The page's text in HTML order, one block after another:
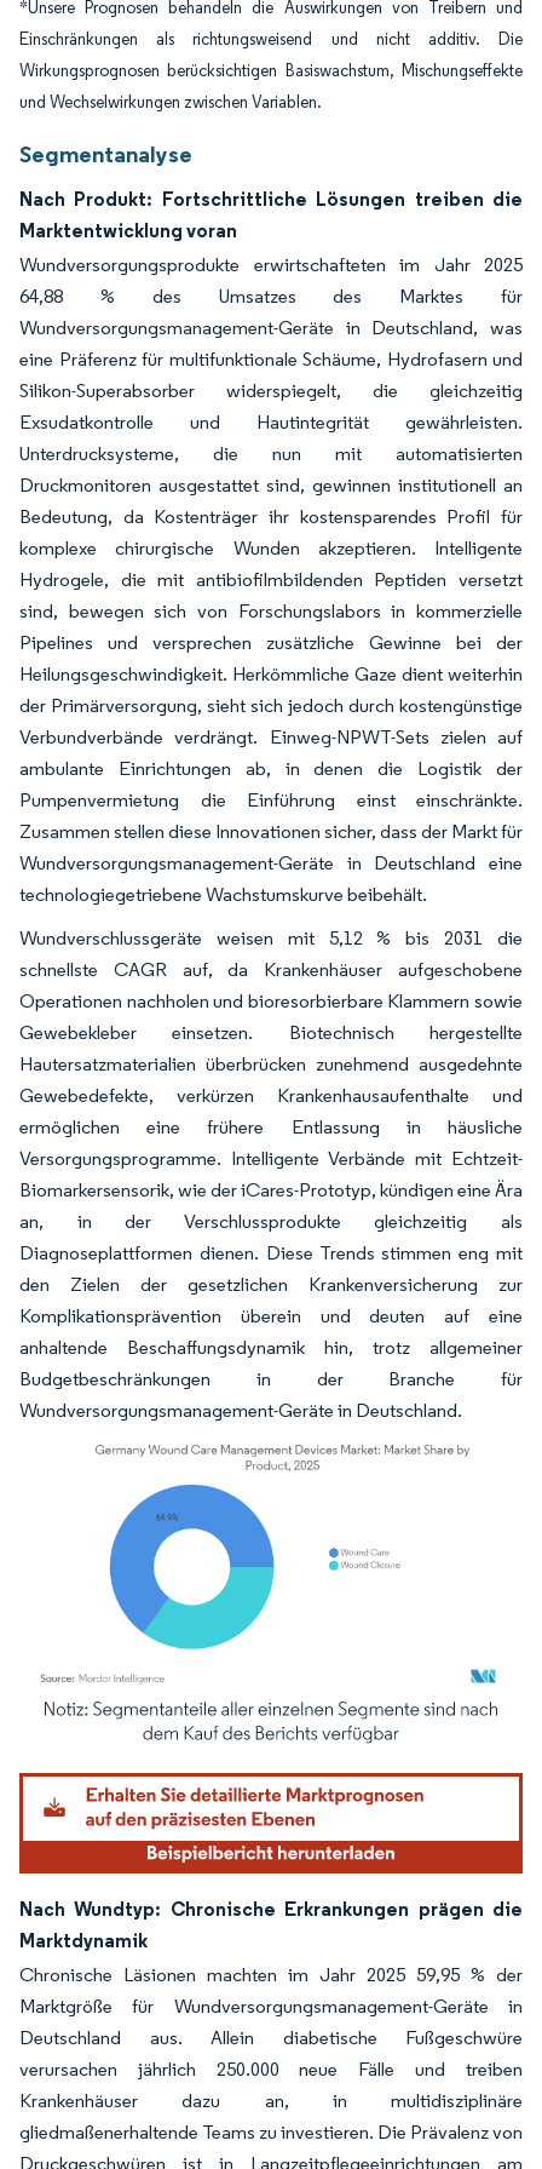
*Unsere Prognosen behandeln die Auswirkungen von Treibern und
Einschränkungen als richtungsweisend und nicht additiv. Die
Wirkungsprognosen berücksichtigen Basiswachstum, Mischungseffekte
und Wechselwirkungen zwischen Variablen.
Segmentanalyse
Nach Produkt: Fortschrittliche Lösungen treiben die
Marktentwicklung voran
Wundversorgungsprodukte erwirtschafteten im Jahr 2025
64,88 % des Umsatzes des Marktes für
Wundversorgungsmanagement-Geräte in Deutschland, was
eine Präferenz für multifunktionale Schäume, Hydrofasern und
Silikon-Superabsorber widerspiegelt, die gleichzeitig
Exsudatkontrolle und Hautintegrität gewährleisten.
Unterdrucksysteme, die nun mit automatisierten
Druckmonitoren ausgestattet sind, gewinnen institutionell an
Bedeutung, da Kostenträger ihr kostensparendes Profil für
komplexe chirurgische Wunden akzeptieren. Intelligente
Hydrogele, die mit antibiofilmbildenden Peptiden versetzt
sind, bewegen sich von Forschungslabors in kommerzielle
Pipelines und versprechen zusätzliche Gewinne bei der
Heilungsgeschwindigkeit. Herkömmliche Gaze dient weiterhin
der Primärversorgung, sieht sich jedoch durch kostengünstige
Verbundverbände verdrängt. Einweg-NPWT-Sets zielen auf
ambulante Einrichtungen ab, in denen die Logistik der
Pumpenvermietung die Einführung einst einschränkte.
Zusammen stellen diese Innovationen sicher, dass der Markt für
Wundversorgungsmanagement-Geräte in Deutschland eine
technologiegetriebene Wachstumskurve beibehält.
Wundverschlussgeräte weisen mit 5,12 % bis 2031 die
schnellste CAGR auf, da Krankenhäuser aufgeschobene
Operationen nachholen und bioresorbierbare Klammern sowie
Gewebekleber einsetzen. Biotechnisch hergestellte
Hautersatzmaterialien überbrücken zunehmend ausgedehnte
Gewebedefekte, verkürzen Krankenhausaufenthalte und
ermöglichen eine frühere Entlassung in häusliche
Versorgungsprogramme. Intelligente Verbände mit Echtzeit-
Biomarkersensorik, wie der iCares-Prototyp, kündigen eine Ära
an, in der Verschlussprodukte gleichzeitig als
Diagnoseplattformen dienen. Diese Trends stimmen eng mit
den Zielen der gesetzlichen Krankenversicherung zur
Komplikationsprävention überein und deuten auf eine
anhaltende Beschaffungsdynamik hin, trotz allgemeiner
Budgetbeschränkungen in der Branche für
Wundversorgungsmanagement-Geräte in Deutschland.
Bild © Mordor Intelligence. Wiederverwendung erfordert Namensnennung
Nach Wundtyp: Chronische Erkrankungen prägen die
Marktdynamik
Chronische Läsionen machten im Jahr 2025 59,95 % der
Marktgröße für Wundversorgungsmanagement-Geräte in
Deutschland aus. Allein diabetische Fußgeschwüre
verursachen jährlich 250.000 neue Fälle und treiben
Krankenhäuser dazu an, in multidisziplinäre
gliedmaßenerhaltende Teams zu investieren. Die Prävalenz von
Druckgeschwüren ist in Langzeitpflegeeinrichtungen am